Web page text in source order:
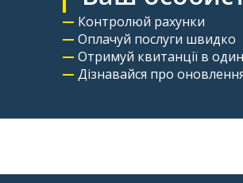
Контролюй рахунки
Оплачуй послуги швидко
Отримуй квитанції в один
Дізнавайся про